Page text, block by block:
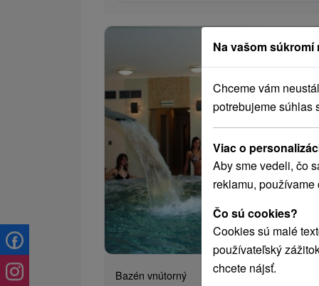
od
Bazén vnútorný
Na vašom súkromí
Chceme vám
potrebujeme súhlas
Viac o
Aby sme vedeli, čo
reklamu,
Čo sú cookies?
Cookies sú malé
používateľský
chcete nájsť.